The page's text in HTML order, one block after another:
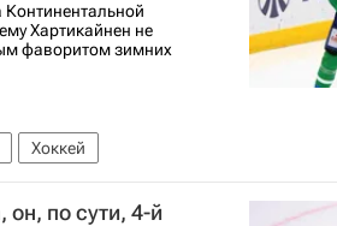
Хартикайнен не
фаворитом зимних
Хоккей
он, по сути, 4-й